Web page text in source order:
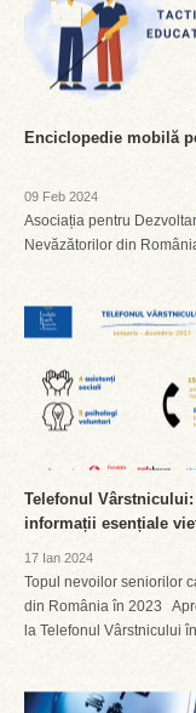
Enciclopedie mobilă
09 Feb 2024
Asociația pentru
Nevăzătorilor din
Telefonul
informații esențiale
17 Ian 2024
Topul nevoilor seniorilor
din România în 2023
la Telefonul Vârstnicului